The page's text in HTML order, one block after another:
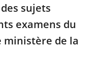
sujets
examens du
ministère de la